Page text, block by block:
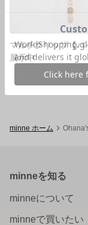
展示中
minne ホーム
minneを知る
minneについて
minneで買いたい